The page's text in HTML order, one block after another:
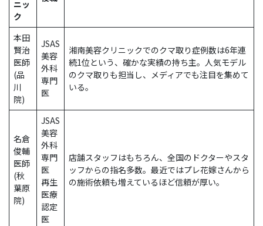
ニッ
ク
本田
賢治
医師
(品
川
院)
JSAS
美容
外科
専門
医
湘南美容クリニックでのクマ取り症例数は6年連
続1位という、確かな実績の持ち主。人気モデル
のクマ取りも担当し、メディアでも注目を集めて
いる。
名倉
俊輔
医師
(秋
葉原
院)
JSAS
美容
外科
専門
医
再生
医療
認定
医
店舗スタッフはもちろん、全国のドクターやスタ
ッフからの指名多数。最近ではプレ花嫁さんから
の施術依頼も増えているほど信頼が厚い。